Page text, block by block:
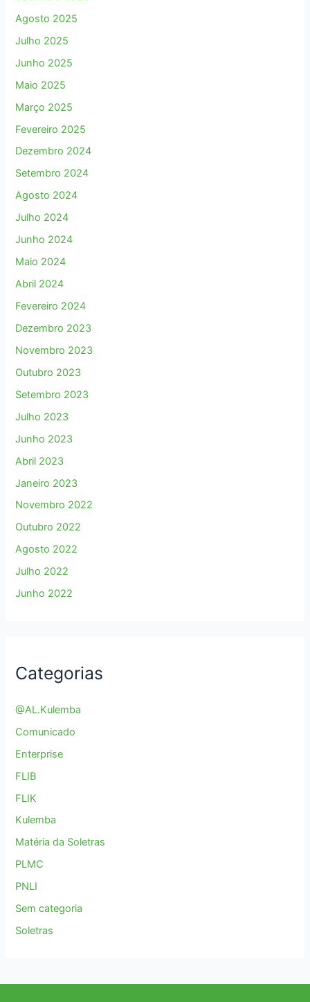
Agosto 2025
Julho 2025
Junho 2025
Maio 2025
Março 2025
Fevereiro 2025
Dezembro 2024
Setembro 2024
Agosto 2024
Julho 2024
Junho 2024
Maio 2024
Abril 2024
Fevereiro 2024
Dezembro 2023
Novembro 2023
Outubro 2023
Setembro 2023
Julho 2023
Junho 2023
Abril 2023
Janeiro 2023
Novembro 2022
Outubro 2022
Agosto 2022
Julho 2022
Junho 2022
Categorias
@AL.Kulemba
Comunicado
Enterprise
FLIB
FLIK
Kulemba
Matéria da Soletras
PLMC
PNLI
Sem categoria
Soletras